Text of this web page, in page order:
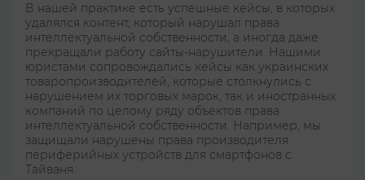
В нашей практике есть успешные кейсы, в которых
удалялся контент, который нарушал права
интеллектуальной собственности, а иногда даже
прекращали работу сайты-нарушители. Нашими
юристами сопровождались кейсы как украинских
товаропроизводителей, которые столкнулись с
нарушением их торговых марок, так и иностранных
компаний по целому ряду объектов права
интеллектуальной собственности. Например, мы
защищали нарушены права производителя
периферийных устройств для смартфонов с
Тайваня.